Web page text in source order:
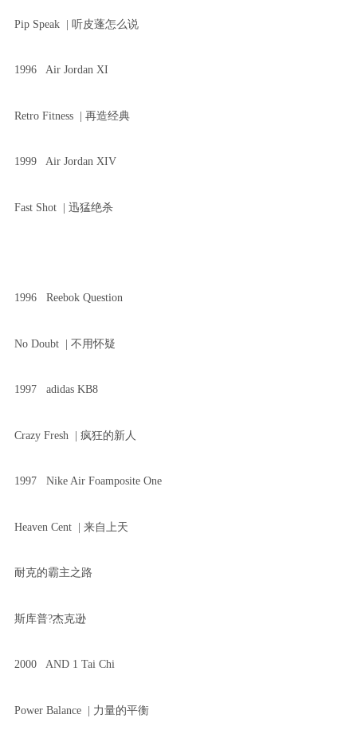
Pip Speak | 听皮蓬怎么说
1996 Air Jordan XI
Retro Fitness | 再造经典
1999 Air Jordan XIV
Fast Shot | 迅猛绝杀
1996 Reebok Question
No Doubt | 不用怀疑
1997 adidas KB8
Crazy Fresh | 疯狂的新人
1997 Nike Air Foamposite One
Heaven Cent | 来自上天
耐克的霸主之路
斯库普?杰克逊
2000 AND 1 Tai Chi
Power Balance | 力量的平衡